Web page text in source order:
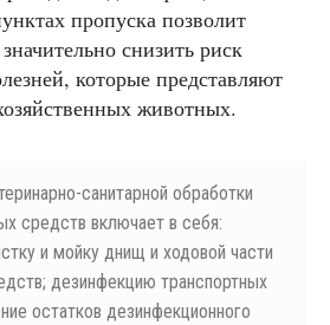
пропуска позволит
снизить риск
которые представляют
животных.
санитарной обработки
средств включает в себя:
и мойку днищ и ходовой части
дезинфекцию транспортных
остатков дезинфекционного